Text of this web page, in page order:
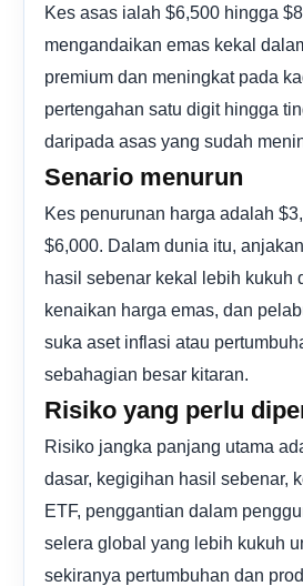
Kes asas ialah $6,500 hingga
mengandaikan emas kekal
premium dan meningkat pada
pertengahan satu digit hingga
daripada asas yang sudah
Senario menurun
Kes penurunan harga adalah
$6,000. Dalam dunia itu,
hasil sebenar kekal lebih kukuh
kenaikan harga emas, dan
suka aset inflasi atau
sebahagian besar kitaran.
Risiko yang perlu
Risiko jangka panjang utama
dasar, kegigihan hasil sebenar,
ETF, penggantian dalam
selera global yang lebih kukuh
sekiranya pertumbuhan dan